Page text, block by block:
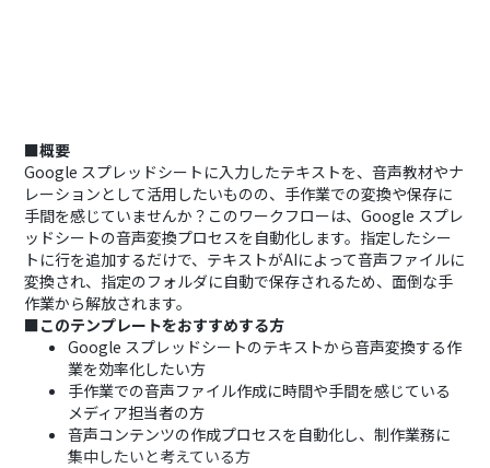
■概要
Google スプレッドシートに入力したテキストを、音声教材やナ
レーションとして活用したいものの、手作業での変換や保存に
手間を感じていませんか？このワークフローは、Google スプレ
ッドシートの音声変換プロセスを自動化します。指定したシー
トに行を追加するだけで、テキストがAIによって音声ファイルに
変換され、指定のフォルダに自動で保存されるため、面倒な手
作業から解放されます。
■このテンプレートをおすすめする方
Google スプレッドシートのテキストから音声変換する作
業を効率化したい方
手作業での音声ファイル作成に時間や手間を感じている
メディア担当者の方
音声コンテンツの作成プロセスを自動化し、制作業務に
集中したいと考えている方